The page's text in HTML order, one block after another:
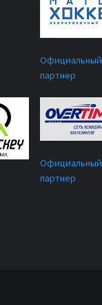
Официальный
партнер
Официальный
партнер